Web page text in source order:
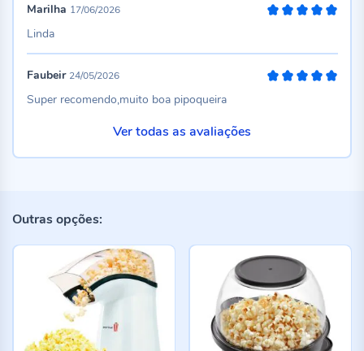
Marilha 17/06/2026
Linda
Faubeir 24/05/2026
Super recomendo,muito boa pipoqueira
Ver todas as avaliações
Outras opções: